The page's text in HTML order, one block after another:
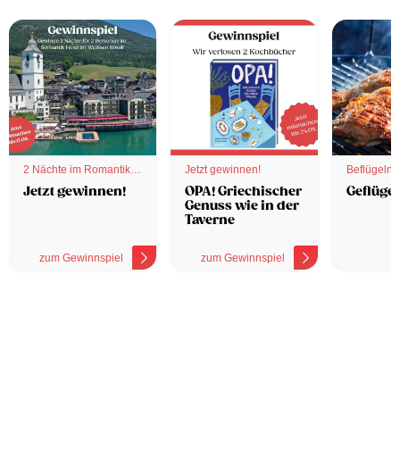
2 Nächte im Romantik
Hotel
Jetzt gewinnen!
zum Gewinnspiel
Jetzt gewinnen!
OPA! Griechischer
Genuss wie in der
Taverne
zum Gewinnspiel